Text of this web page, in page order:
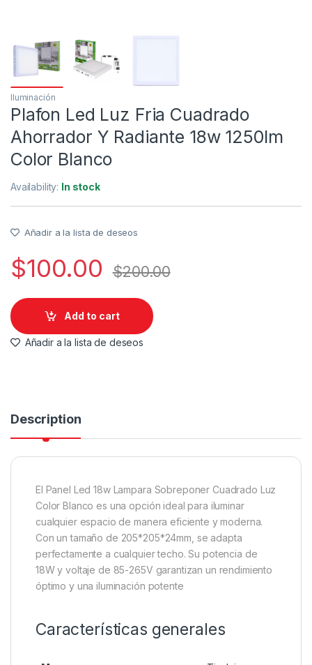
Iluminación
Plafon Led Luz Fria Cuadrado
Ahorrador Y Radiante 18w 1250lm
Color Blanco
Availability: In stock
Añadir a la lista de deseos
$100.00 $200.00
Add to cart
Añadir a la lista de deseos
Description
El Panel Led 18w Lampara Sobreponer Cuadrado Luz
Color Blanco es una opción ideal para iluminar
cualquier espacio de manera eficiente y moderna.
Con un tamaño de 205*205*24mm, se adapta
perfectamente a cualquier techo. Su potencia de
18W y voltaje de 85-265V garantizan un rendimiento
óptimo y una iluminación potente
Características generales